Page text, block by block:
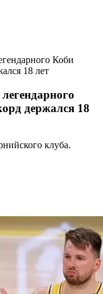
Коби
18 лет
держался 18
клуба.